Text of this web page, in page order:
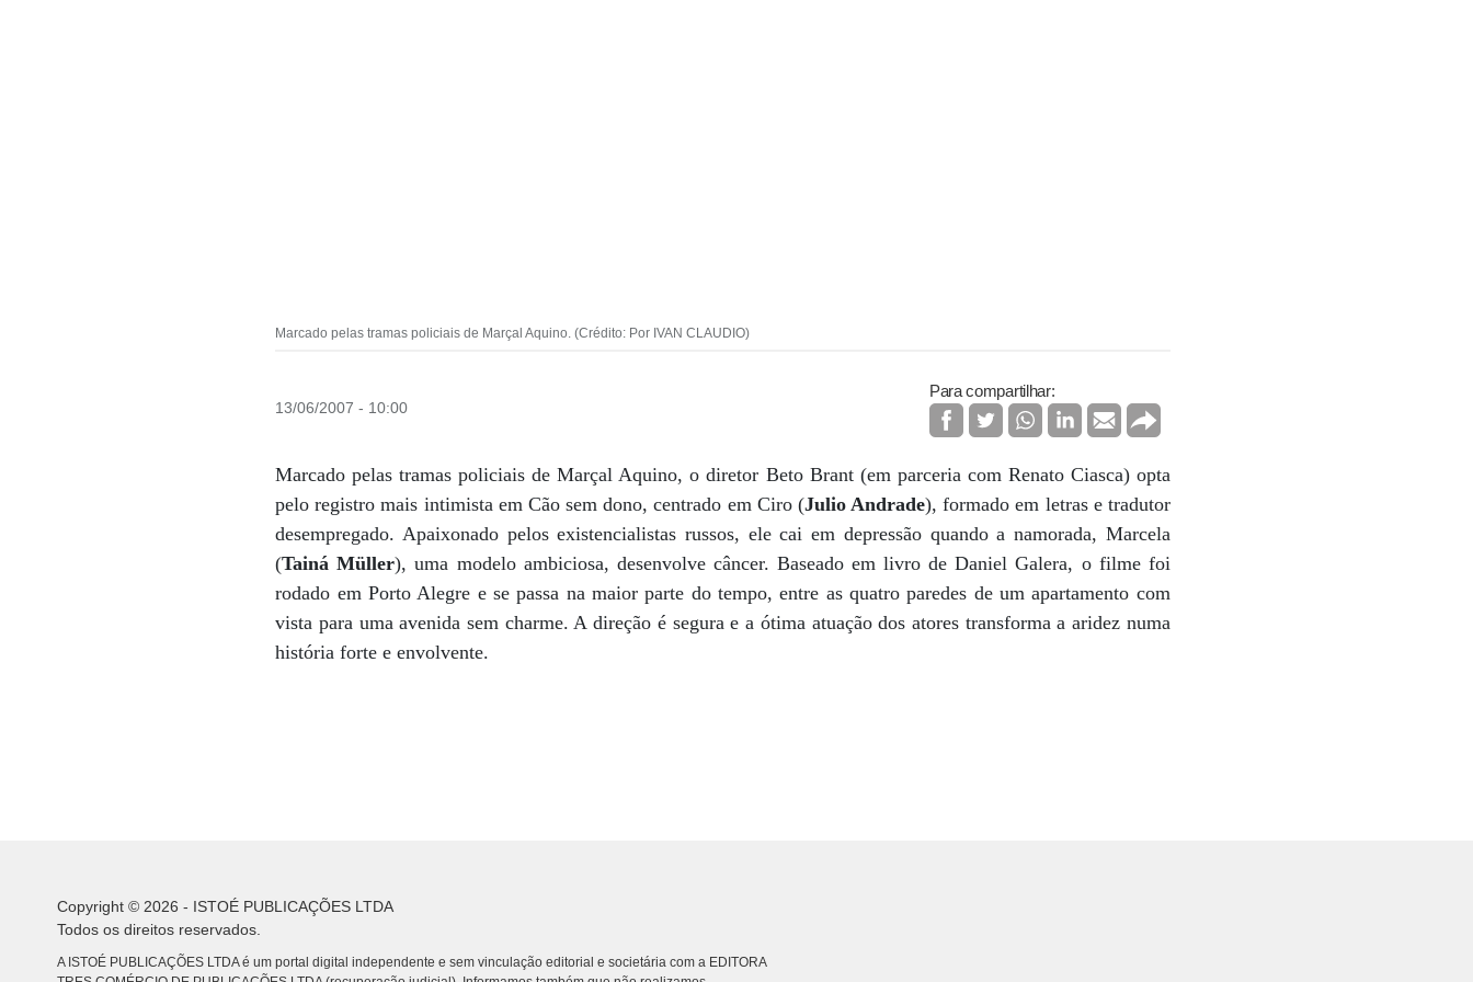
Marcado pelas tramas policiais de Marçal Aquino. (Crédito: Por IVAN CLAUDIO)
13/06/2007 - 10:00
Para compartilhar:
Marcado pelas tramas policiais de Marçal Aquino, o diretor Beto Brant (em parceria com Renato Ciasca) opta
pelo registro mais intimista em Cão sem dono, centrado em Ciro (Julio Andrade), formado em letras e tradutor
desempregado. Apaixonado pelos existencialistas russos, ele cai em depressão quando a namorada, Marcela
(Tainá Müller), uma modelo ambiciosa, desenvolve câncer. Baseado em livro de Daniel Galera, o filme foi
rodado em Porto Alegre e se passa na maior parte do tempo, entre as quatro paredes de um apartamento com
vista para uma avenida sem charme. A direção é segura e a ótima atuação dos atores transforma a aridez numa
história forte e envolvente.
Copyright © 2026 - ISTOÉ PUBLICAÇÕES LTDA
Todos os direitos reservados.
A ISTOÉ PUBLICAÇÕES LTDA é um portal digital independente e sem vinculação editorial e societária com a EDITORA